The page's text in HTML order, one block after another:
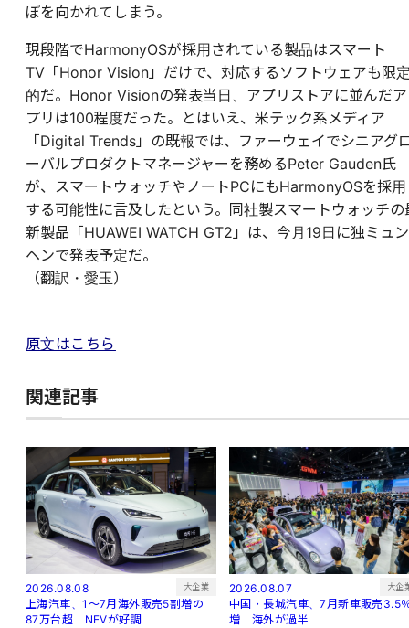
ぽを向かれてしまう。
現段階でHarmonyOSが採用されている製品はスマート
TV「Honor Vision」だけで、対応するソフトウェアも限
的だ。Honor Visionの発表当日、アプリストアに並んだア
プリは100程度だった。とはいえ、米テック系メディア
「Digital Trends」の既報では、ファーウェイでシニアグ
ーバルプロダクトマネージャーを務めるPeter Gauden氏
が、スマートウォッチやノートPCにもHarmonyOSを採用
する可能性に言及したという。同社製スマートウォッチの
新製品「HUAWEI WATCH GT2」は、今月19日に独ミュン
ヘンで発表予定だ。
（翻訳・愛玉）
原文はこちら
関連記事
2026.08.08 大企業
上海汽車、1～7月海外販売5割増の
87万台超 NEVが好調
2026.08.07 大企
中国・長城汽車、7月新車販売3.5
増 海外が過半